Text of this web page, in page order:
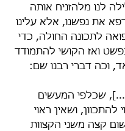
לנו מלהזניח אותה
את נפשנו, אלא עלינו
לתכונה החולה, כדי
ואז הקושי להתמודד
וכֹה דברי רבנו שם:
שכלפי המעשים
להתכוון, ושאין ראוי
קצה משני הקצוות